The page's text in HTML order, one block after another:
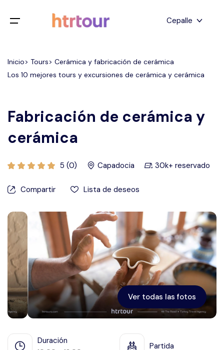
Todos los filtros Cepalle
Deutsch
Español
Menú de juego
Hogar
Capadocia
Éfeso
Tours
Inicio> Tours> Cerámica y fabricación de cerámica
Los 10 mejores tours y excursiones de cerámica y cerámica
Fabricación de cerámica y
cerámica
5 (0) Capadocia 30k+ reservado
Compartir Lista de deseos
Ver todas las fotos
Duración
Partida